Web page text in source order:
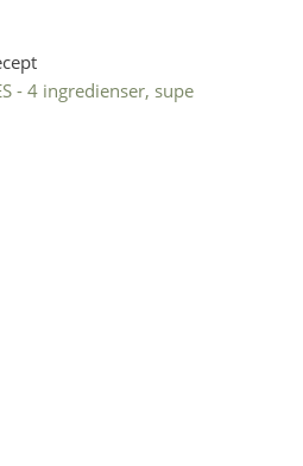
- 4 ingredienser, supe